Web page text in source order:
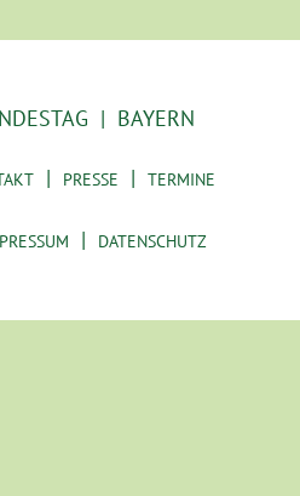
BAYERN
PRESSE TERMINE
DATENSCHUTZ